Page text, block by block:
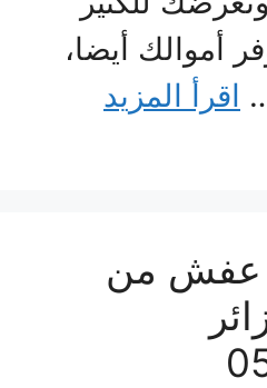
أموالك أيضا،
اقرأ المزيد
عفش من